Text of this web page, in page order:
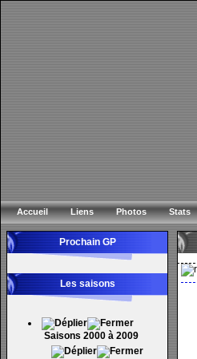
Accueil Liens Photos Stats
Prochain GP
Les saisons
Saisons 2000 à 2009